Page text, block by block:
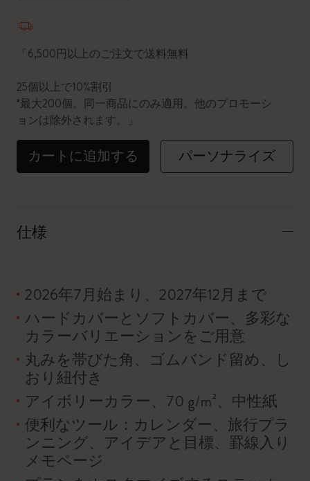
「6,500円以上のご注文で送料無料
25個以上で10%割引
*最大200個。同一商品にのみ適用。他のプロモーシ
ョンは除外されます。」
カートに追加する パーソナライズ
仕様
2026年7月始まり、2027年12月まで
ハードカバーとソフトカバー、多彩な
カラーバリエーションをご用意
丸みを帯びた角、ゴムバンド留め、し
おり紐付き
アイボリーカラー、70 g/m²、中性紙
便利なツール：カレンダー、旅行プラ
ンニング、アイデアと目標、罫線入り
メモページ